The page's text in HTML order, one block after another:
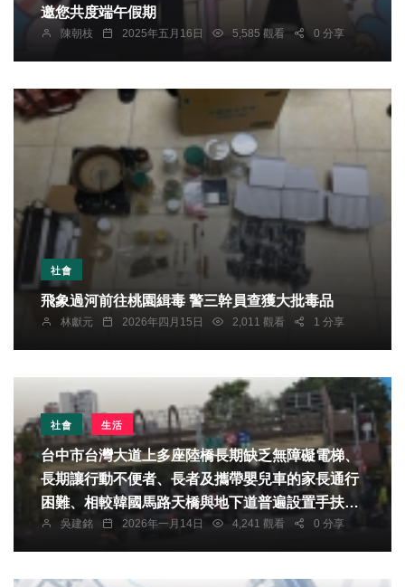
邀您共度端午假期
陳朝枝 2025年五月16日 5,585 觀看 0 分享
社會
飛象過河前往桃園緝毒 警三幹員查獲大批毒品
林獻元 2026年四月15日 2,011 觀看 1 分享
社會 生活
台中市台灣大道上多座陸橋長期缺乏無障礙電梯、
長期讓行動不便者、長者及攜帶嬰兒車的家長通行
困難、相較韓國馬路天橋與地下道普遍設置手扶梯
已成基本配備。
吳建銘 2026年一月14日 4,241 觀看 0 分享